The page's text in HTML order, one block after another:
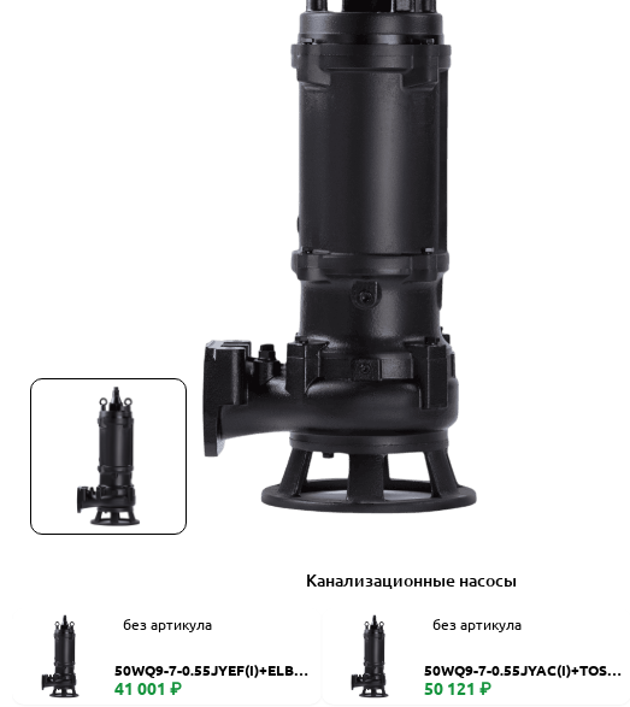
Канализационные насосы
без артикула
50WQ9-7-0.55JYEF(I)+ELB50
WQ
41 001 ₽
без артикула
50WQ9-7-0.55JYAC(I)+TOS-5
0
50 121 ₽